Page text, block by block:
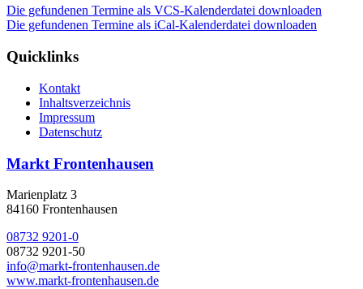
Die gefundenen Termine als VCS-Kalenderdatei downloaden
Die gefundenen Termine als iCal-Kalenderdatei downloaden
Quicklinks
Kontakt
Inhaltsverzeichnis
Impressum
Datenschutz
Markt Frontenhausen
Marienplatz 3
84160 Frontenhausen
08732 9201-0
08732 9201-50
info@markt-frontenhausen.de
www.markt-frontenhausen.de